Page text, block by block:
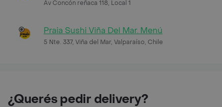
Av Concón reñaca 118, Local 1
Praia Sushi Viña Del Mar. Menú
5 Nte. 337, Viña del Mar, Valparaíso, Chile
¿Querés pedir delivery?